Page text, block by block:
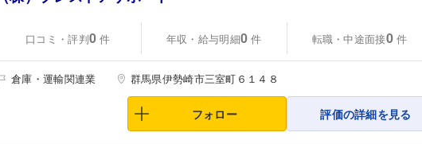
口コミ・評判0 件 年収・給与明細0 件 転職・中途面接0 件
倉庫・運輸関連業 群馬県伊勢崎市三室町６１４８
フォロー 評価の詳細を見る